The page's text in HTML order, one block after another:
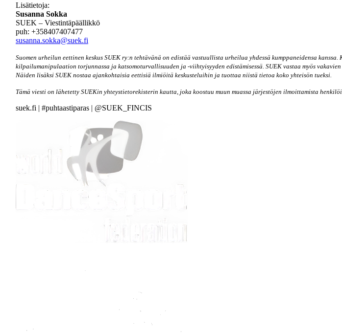
Lisätietoja:
Susanna Sokka
SUEK – Viestintäpäällikkö
puh: +358407407477
susanna.sokka@suek.fi
Suomen urheilun eettinen keskus SUEK ry:n tehtävänä on edistää vastuullista urheilua yhdessä kumppaneidensa
kilpailumanipulaation torjunnassa ja katsomoturvallisuuden ja -viihtyisyyden edistämisessä. SUEK vastaa myös
Näiden lisäksi SUEK nostaa ajankohtaisia eettisiä ilmiöitä keskusteluihin ja tuottaa niistä tietoa koko yhteisön tueksi.
Tämä viesti on lähetetty SUEKin yhteystietorekisterin kautta, joka koostuu muun muassa järjestöjen ilmoittamista
suek.fi | #puhtaastiparas | @SUEK_FINCIS